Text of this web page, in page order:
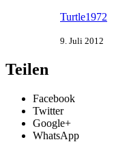
Turtle1972
9. Juli 2012
Teilen
Facebook
Twitter
Google+
WhatsApp